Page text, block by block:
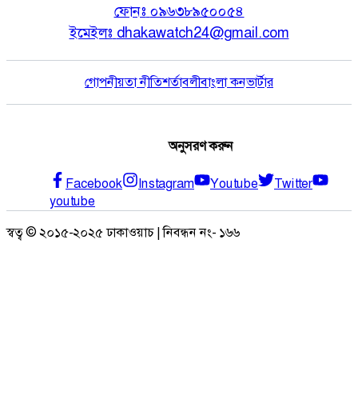
ফোনঃ ০৯৬৩৮৯৫০০৫৪
ইমেইলঃ dhakawatch24@gmail.com
গোপনীয়তা নীতিশর্তাবলীবাংলা কনভার্টার
অনুসরণ করুন
Facebook Instagram Youtube
Twitter
youtube
স্বত্ব © ২০১৫-২০২৫ ঢাকাওয়াচ | নিবন্ধন নং- ১৬৬